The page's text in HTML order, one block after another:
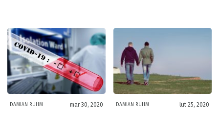
DAMIAN RUHM mar 30, 2020 DAMIAN RUHM lut 25, 2020